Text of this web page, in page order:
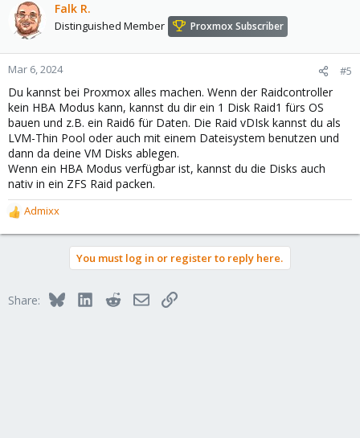
Falk R.
Distinguished Member Proxmox Subscriber
Mar 6, 2024 #5
Du kannst bei Proxmox alles machen. Wenn der Raidcontroller
kein HBA Modus kann, kannst du dir ein 1 Disk Raid1 fürs OS
bauen und z.B. ein Raid6 für Daten. Die Raid vDIsk kannst du als
LVM-Thin Pool oder auch mit einem Dateisystem benutzen und
dann da deine VM Disks ablegen.
Wenn ein HBA Modus verfügbar ist, kannst du die Disks auch
nativ in ein ZFS Raid packen.
R
e
o
Admixx
You must log in or register to reply here.
Share: BlueskyLinkedInRedditEmailLink